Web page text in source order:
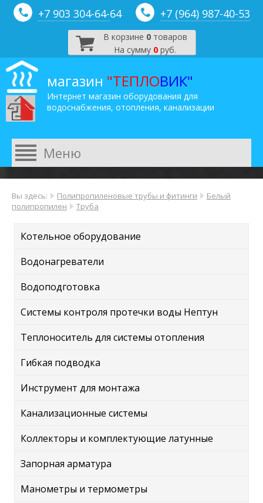
+7 903 304-64-64 +7 (964) 987-40-53
В корзине 0товаров
На сумму 0 руб.
магазин "ТЕПЛОВИК"
Интернет магазин оборудования для
водоснабжения, отопления, канализации
Вы здесь: Полипропиленовые трубы и фитинги
Белый
полипропилен
Труба
Котельное оборудование
Водонагреватели
Водоподготовка
Системы контроля протечки воды Нептун
Теплоноситель для системы отопления
Гибкая подводка
Инструмент для монтажа
Канализационные системы
Коллекторы и комплектующие латунные
Запорная арматура
Манометры и термометры